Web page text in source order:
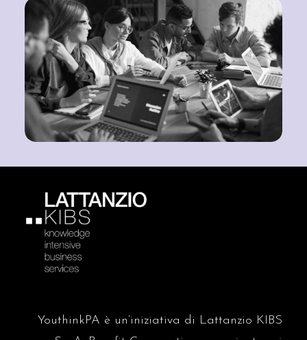
YouthinkPA è un’iniziativa di Lattanzio KIBS